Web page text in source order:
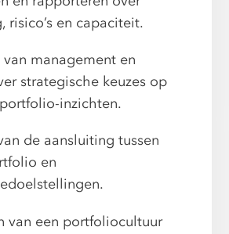
risico’s en capaciteit.
management en
strategische keuzes op
inzichten.
de aansluiting tussen
en
van een portfoliocultuur